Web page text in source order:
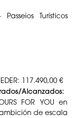
Turísticos
117.490,00 €
Alcanzados:
FOR YOU en
de escala